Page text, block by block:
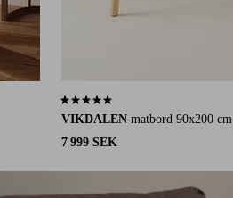
VIKDALEN matbord 90x200 cm
7 999 SEK
5,0 baserat på 2 st betyg